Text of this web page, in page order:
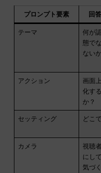
プロンプト要素 回
テーマ
何が
態で
ない
アクション
画面
化す
か？
セッティング どこ
カメラ
視聴
にし
気づ